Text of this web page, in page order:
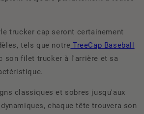
trucker cap seront certainement
tels que notre TreeCap Baseball
son filet trucker à l'arrière et sa
classiques et sobres jusqu'aux
chaque tête trouvera son